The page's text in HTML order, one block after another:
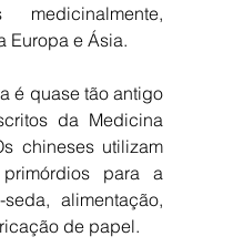
Europa e Ásia.
é quase tão antigo
da Medicina
chineses utilizam
para a
alimentação,
de papel.